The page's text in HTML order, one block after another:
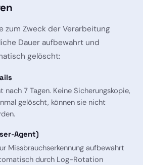
zum Zweck der Verarbeitung
Dauer aufbewahrt und
gelöscht:
7 Tagen. Keine Sicherungskopie,
gelöscht, können sie nicht
Agent)
Missbrauchserkennung aufbewahrt
durch Log-Rotation